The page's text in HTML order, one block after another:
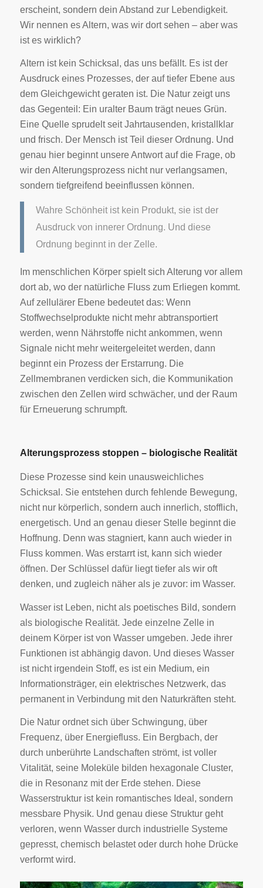
erscheint, sondern dein Abstand zur Lebendigkeit.
Wir nennen es Altern, was wir dort sehen – aber was
ist es wirklich?
Altern ist kein Schicksal, das uns befällt. Es ist der
Ausdruck eines Prozesses, der auf tiefer Ebene aus
dem Gleichgewicht geraten ist. Die Natur zeigt uns
das Gegenteil: Ein uralter Baum trägt neues Grün.
Eine Quelle sprudelt seit Jahrtausenden, kristallklar
und frisch. Der Mensch ist Teil dieser Ordnung. Und
genau hier beginnt unsere Antwort auf die Frage, ob
wir den Alterungsprozess nicht nur verlangsamen,
sondern tiefgreifend beeinflussen können.
Wahre Schönheit ist kein Produkt, sie ist der
Ausdruck von innerer Ordnung. Und diese
Ordnung beginnt in der Zelle.
Im menschlichen Körper spielt sich Alterung vor allem
dort ab, wo der natürliche Fluss zum Erliegen kommt.
Auf zellulärer Ebene bedeutet das: Wenn
Stoffwechselprodukte nicht mehr abtransportiert
werden, wenn Nährstoffe nicht ankommen, wenn
Signale nicht mehr weitergeleitet werden, dann
beginnt ein Prozess der Erstarrung. Die
Zellmembranen verdicken sich, die Kommunikation
zwischen den Zellen wird schwächer, und der Raum
für Erneuerung schrumpft.
Alterungsprozess stoppen – biologische Realität
Diese Prozesse sind kein unausweichliches
Schicksal. Sie entstehen durch fehlende Bewegung,
nicht nur körperlich, sondern auch innerlich, stofflich,
energetisch. Und an genau dieser Stelle beginnt die
Hoffnung. Denn was stagniert, kann auch wieder in
Fluss kommen. Was erstarrt ist, kann sich wieder
öffnen. Der Schlüssel dafür liegt tiefer als wir oft
denken, und zugleich näher als je zuvor: im Wasser.
Wasser ist Leben, nicht als poetisches Bild, sondern
als biologische Realität. Jede einzelne Zelle in
deinem Körper ist von Wasser umgeben. Jede ihrer
Funktionen ist abhängig davon. Und dieses Wasser
ist nicht irgendein Stoff, es ist ein Medium, ein
Informationsträger, ein elektrisches Netzwerk, das
permanent in Verbindung mit den Naturkräften steht.
Die Natur ordnet sich über Schwingung, über
Frequenz, über Energiefluss. Ein Bergbach, der
durch unberührte Landschaften strömt, ist voller
Vitalität, seine Moleküle bilden hexagonale Cluster,
die in Resonanz mit der Erde stehen. Diese
Wasserstruktur ist kein romantisches Ideal, sondern
messbare Physik. Und genau diese Struktur geht
verloren, wenn Wasser durch industrielle Systeme
gepresst, chemisch belastet oder durch hohe Drücke
verformt wird.